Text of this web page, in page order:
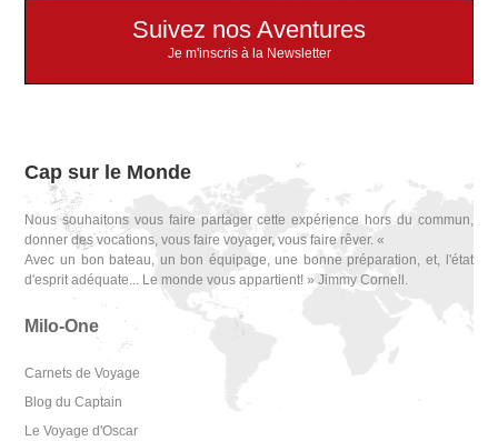
Suivez nos Aventures
Je m'inscris à la Newsletter
Cap sur le Monde
Nous souhaitons vous faire partager cette expérience hors du commun,
donner des vocations, vous faire voyager, vous faire rêver. «
Avec un bon bateau, un bon équipage, une bonne préparation, et, l'état
d'esprit adéquate... Le monde vous appartient! » Jimmy Cornell.
Milo-One
Carnets de Voyage
Blog du Captain
Le Voyage d'Oscar